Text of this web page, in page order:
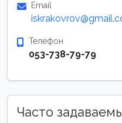
Email
Телефон
053-738-79-79
Часто